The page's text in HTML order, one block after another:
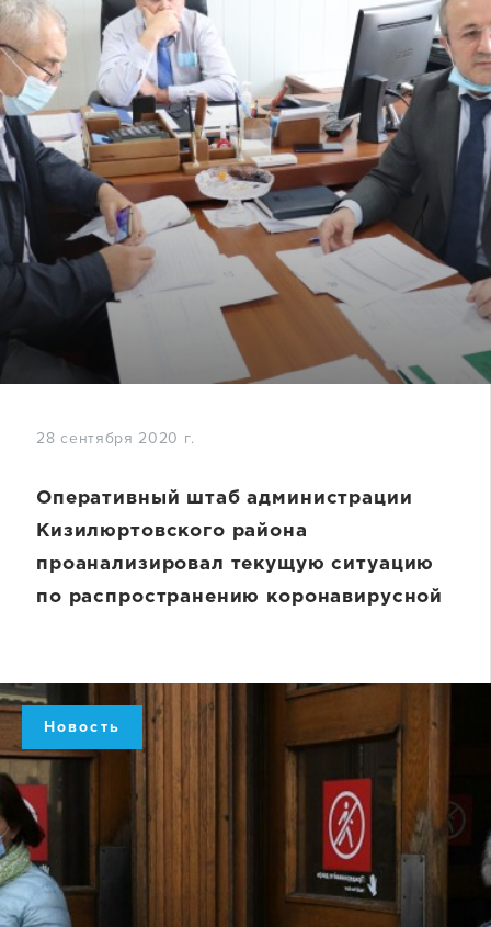
28 сентября 2020 г.
Оперативный штаб администрации
Кизилюртовского района
проанализировал текущую ситуацию
по распространению коронавирусной
Новость